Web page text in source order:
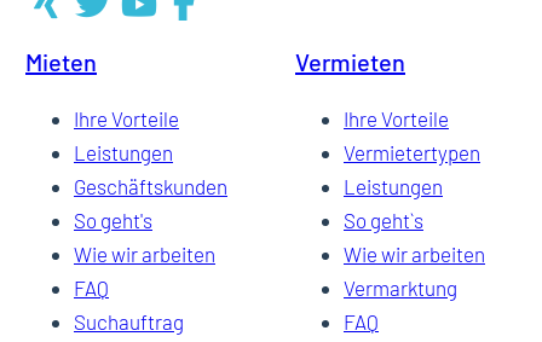
Mieten
Ihre Vorteile
Leistungen
Geschäftskunden
So geht's
Wie wir arbeiten
FAQ
Suchauftrag
Vermieten
Ihre Vorteile
Vermietertypen
Leistungen
So geht`s
Wie wir arbeiten
Vermarktung
FAQ